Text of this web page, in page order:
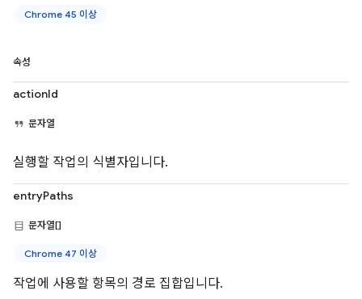
Chrome 45 이상
속성
actionId
문자열
실행할 작업의 식별자입니다.
entryPaths
문자열[]
Chrome 47 이상
작업에 사용할 항목의 경로 집합입니다.